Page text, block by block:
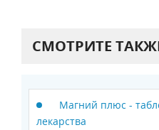
СМОТРИТЕ
Магний плюс -
лекарства